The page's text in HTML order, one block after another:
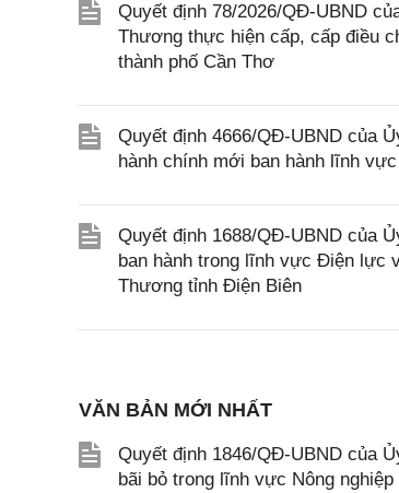
Quyết định 78/2026/QĐ-UBND
Thương thực hiện cấp, cấp điều
thành phố Cần Thơ
Quyết định 4666/QĐ-UBND của
hành chính mới ban hành lĩnh
Quyết định 1688/QĐ-UBND của
ban hành trong lĩnh vực Điện lực
Thương tỉnh Điện Biên
VĂN BẢN MỚI NHẤT
Quyết định 1846/QĐ-UBND của
bãi bỏ trong lĩnh vực Nông